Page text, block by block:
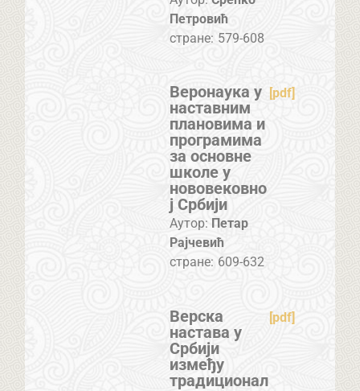
Петровић
стране: 579-608
Веронаука у
наставним
плановима и
програмима
за основне
школе у
нововековно
ј Србији
[pdf]
Аутор: Петар
Рајчевић
стране: 609-632
Верска
настава у
Србији
између
традиционал
[pdf]